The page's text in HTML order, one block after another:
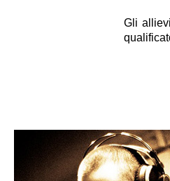
Gli